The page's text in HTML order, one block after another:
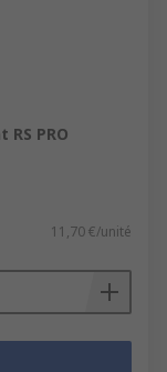
PRO
11,70 €/unité